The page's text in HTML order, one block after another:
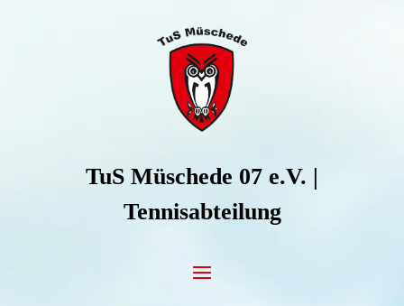
TuS Müschede 07 e.V. |
Tennisabteilung